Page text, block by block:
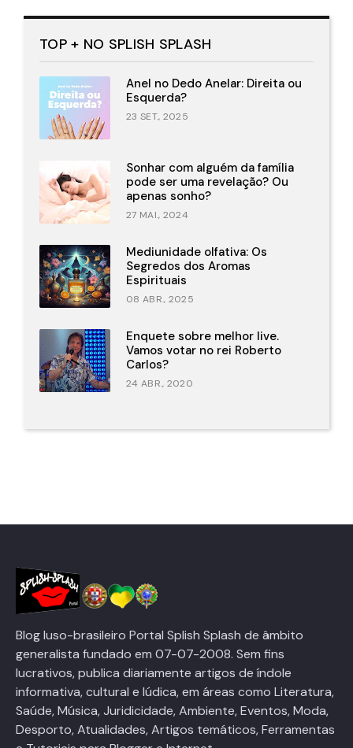
TOP + NO SPLISH SPLASH
Anel no Dedo Anelar: Direita ou
Esquerda?
23 SET., 2025
Sonhar com alguém da família
pode ser uma revelação? Ou
apenas sonho?
27 MAI., 2024
Mediunidade olfativa: Os
Segredos dos Aromas
Espirituais
08 ABR., 2025
Enquete sobre melhor live.
Vamos votar no rei Roberto
Carlos?
24 ABR., 2020
Blog luso-brasileiro Portal Splish Splash de âmbito
generalista fundado em 07-07-2008. Sem fins
lucrativos, publica diariamente artigos de índole
informativa, cultural e lúdica, em áreas como Literatura,
Saúde, Música, Juridicidade, Ambiente, Eventos, Moda,
Desporto, Atualidades, Artigos temáticos, Ferramentas